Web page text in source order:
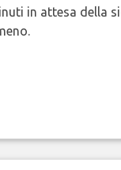
in attesa della